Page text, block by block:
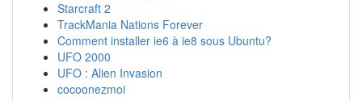
Starcraft 2
TrackMania Nations Forever
Comment installer ie6 à ie8 sous Ubuntu?
UFO 2000
UFO : Alien Invasion
cocoonezmoi